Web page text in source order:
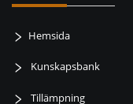
Hemsida
Kunskapsbank
Tillämpning